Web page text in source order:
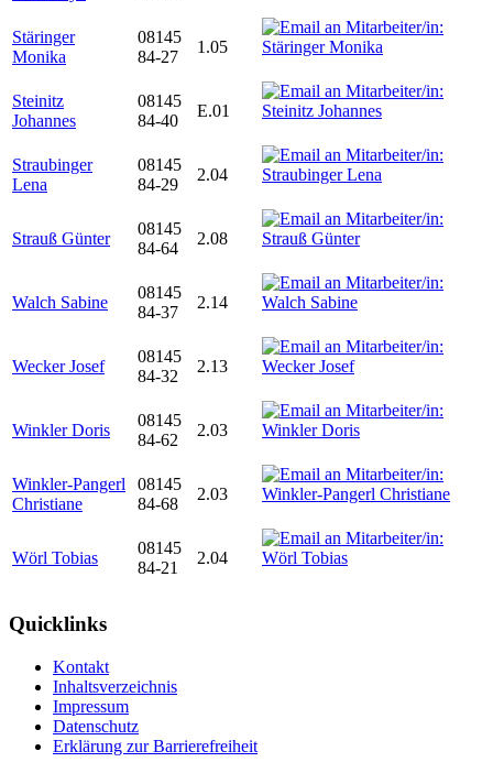
Stäringer
Monika
08145
84-27
1.05
Steinitz
Johannes
08145
84-40
E.01
Straubinger
Lena
08145
84-29
2.04
Strauß Günter
08145
84-64
2.08
Walch Sabine
08145
84-37
2.14
Wecker Josef
08145
84-32
2.13
Winkler Doris
08145
84-62
2.03
Winkler-Pangerl
Christiane
08145
84-68
2.03
Wörl Tobias
08145
84-21
2.04
Quicklinks
Kontakt
Inhaltsverzeichnis
Impressum
Datenschutz
Erklärung zur Barrierefreiheit